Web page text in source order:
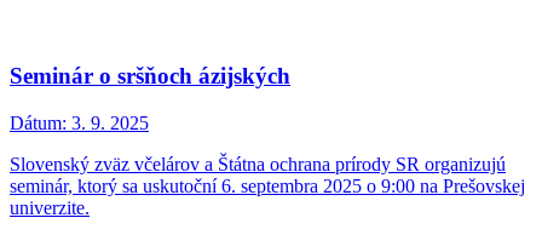
Seminár o sršňoch ázijských
Dátum: 3. 9. 2025
Slovenský zväz včelárov a Štátna ochrana prírody SR organizujú
seminár, ktorý sa uskutoční 6. septembra 2025 o 9:00 na Prešovskej
univerzite.